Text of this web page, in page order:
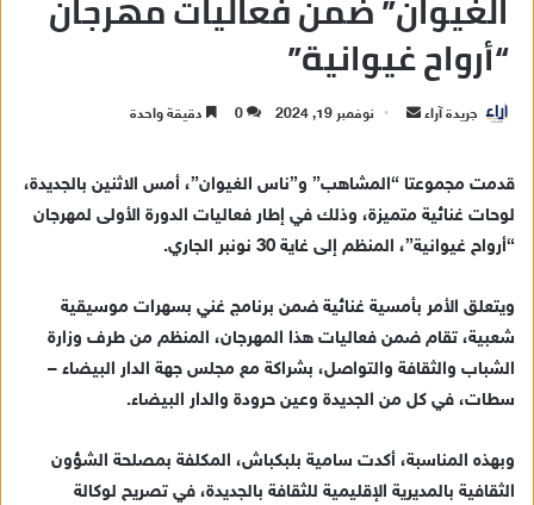
الغيوان” ضمن فعاليات مهرجان
“أرواح غيوانية”
جريدة آراء
د
ا
إ
ت
ر
نوفمبر 19, 2024 0 دقيقة واحدة
قدمت مجموعتا “المشاهب” و”ناس الغيوان”، أمس الاثنين بالجديدة،
لوحات غنائية متميزة، وذلك في إطار فعاليات الدورة الأولى لمهرجان
“أرواح غيوانية”، المنظم إلى غاية 30 نونبر الجاري.
ويتعلق الأمر بأمسية غنائية ضمن برنامج غني بسهرات موسيقية
شعبية، تقام ضمن فعاليات هذا المهرجان، المنظم من طرف وزارة
الشباب والثقافة والتواصل، بشراكة مع مجلس جهة الدار البيضاء –
سطات، في كل من الجديدة وعين حرودة والدار البيضاء.
وبهذه المناسبة، أكدت سامية بلبكباش، المكلفة بمصلحة الشؤون
الثقافية بالمديرية الإقليمية للثقافة بالجديدة، في تصريح لوكالة